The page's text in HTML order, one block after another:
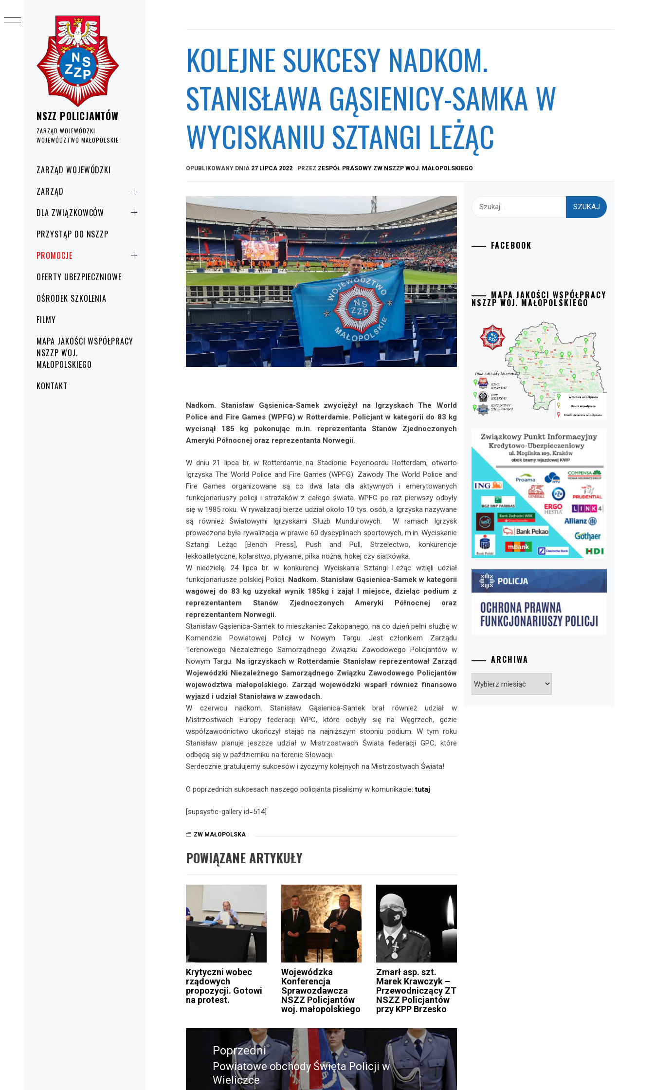
NSZZ POLICJANTÓW
ZARZĄD WOJEWÓDZKI
WOJEWÓDZTWO MAŁOPOLSKIE
główneZARZĄD WOJEWÓDZKI
ZARZĄD
DLA ZWIĄZKOWCÓW
PRZYSTĄP DO NSZZP
PROMOCJE
OFERTY UBEZPIECZNIOWE
OŚRODEK SZKOLENIA
FILMY
MAPA JAKOŚCI WSPÓŁPRACY
NSZZP WOJ.
MAŁOPOLSKIEGO
KONTAKT
KOLEJNE SUKCESY NADKOM.
STANISŁAWA GĄSIENICY-SAMKA W
WYCISKANIU SZTANGI LEŻĄC
OPUBLIKOWANY DNIA 27 LIPCA 2022 PRZEZ ZESPÓŁ PRASOWY ZW NSZZP WOJ. MAŁOPOLSKIEGO
Nadkom. Stanisław Gąsienica-Samek zwyciężył na Igrzyskach The World
Police and Fire Games (WPFG) w Rotterdamie. Policjant w kategorii do 83 kg
wycisnął 185 kg pokonując m.in. reprezentanta Stanów Zjednoczonych
Ameryki Północnej oraz reprezentanta Norwegii.
W dniu 21 lipca br. w Rotterdamie na Stadionie Feyenoordu Rotterdam, otwarto
Igrzyska The World Police and Fire Games (WPFG). Zawody The World Police and
Fire Games organizowane są co dwa lata dla aktywnych i emerytowanych
funkcjonariuszy policji i strażaków z całego świata. WPFG po raz pierwszy odbyły
się w 1985 roku. W rywalizacji bierze udział około 10 tys. osób, a Igrzyska nazywane
są również Światowymi Igrzyskami Służb Mundurowych. W ramach Igrzysk
prowadzona była rywalizacja w prawie 60 dyscyplinach sportowych, m.in. Wyciskanie
Sztangi Leżąc [Bench Press], Push and Pull, Strzelectwo, konkurencje
lekkoatletyczne, kolarstwo, pływanie, piłka nożna, hokej czy siatkówka.
W niedzielę, 24 lipca br. w konkurencji Wyciskania Sztangi Leżąc wzięli udział
funkcjonariusze polskiej Policji. Nadkom. Stanisław Gąsienica-Samek w kategorii
wagowej do 83 kg uzyskał wynik 185kg i zajął I miejsce, dzieląc podium z
reprezentantem Stanów Zjednoczonych Ameryki Północnej oraz
reprezentantem Norwegii.
Stanisław Gąsienica-Samek to mieszkaniec Zakopanego, na co dzień pełni służbę w
Komendzie Powiatowej Policji w Nowym Targu. Jest członkiem Zarządu
Terenowego Niezależnego Samorządnego Związku Zawodowego Policjantów w
Nowym Targu. Na igrzyskach w Rotterdamie Stanisław reprezentował Zarząd
Wojewódzki Niezależnego Samorządnego Związku Zawodowego Policjantów
województwa małopolskiego. Zarząd wojewódzki wsparł również finansowo
wyjazd i udział Stanisława w zawodach.
W czerwcu nadkom. Stanisław Gąsienica-Samek brał również udział w
Mistrzostwach Europy federacji WPC, które odbyły się na Węgrzech, gdzie
współzawodnictwo ukończył stając na najniższym stopniu podium. W tym roku
Stanisław planuje jeszcze udział w Mistrzostwach Świata federacji GPC, które
odbędą się w październiku na terenie Słowacji.
Serdecznie gratulujemy sukcesów i życzymy kolejnych na Mistrzostwach Świata!
O poprzednich sukcesach naszego policjanta pisaliśmy w komunikacie:tutaj
[supsystic-gallery id=514]
ZW MAŁOPOLSKA
POWIĄZANE ARTYKUŁY
Krytyczni wobec
rządowych
propozycji. Gotowi
na protest.
Wojewódzka
Konferencja
Sprawozdawcza
NSZZ Policjantów
woj. małopolskiego
Zmarł asp. szt.
Marek Krawczyk –
Przewodniczący ZT
NSZZ Policjantów
przy KPP Brzesko
Nawigacja
wpisuPoprzedni
Poprzedni
wpis:
Powiatowe obchody Święta Policji w
Wieliczce
FACEBOOK
MAPA JAKOŚCI WSPÓŁPRACY
NSZZP WOJ. MAŁOPOLSKIEGO
ARCHIWA